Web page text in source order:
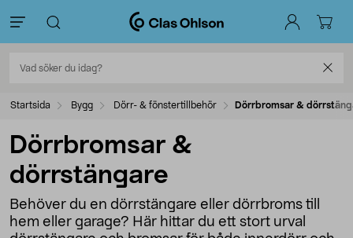
Startsida Bygg Dörr- & fönstertillbehör Dörrbromsar &
Dörrbromsar &
dörrstängare
Behöver du en dörrstängare eller dörrbroms till
hem eller garage? Här hittar du ett stort urval